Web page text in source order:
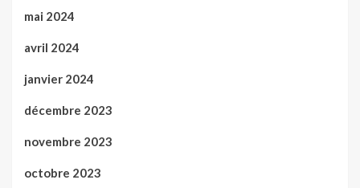
mai 2024
avril 2024
janvier 2024
décembre 2023
novembre 2023
octobre 2023